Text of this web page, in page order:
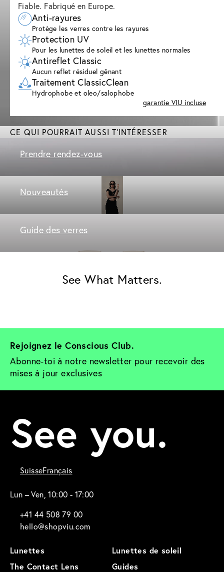
Fiable. Fabriqué en Europe.
Anti-rayures
Protège les verres contre les rayures
Protection UV
Pour les lunettes de soleil et les lunettes normales
Antireflet Classic
Aucun reflet résiduel gênant
Traitement ClassicClean
Hydrophobe et oleo/salophobe
garantie VIU incluse
CE QUI POURRAIT AUSSI T'INTÉRESSER
Prendre rendez-vous
Nouveautés
Guide des verres
See What Matters.
Rejoignez le Conscious Club.
Abonne-toi à notre newsletter pour recevoir des
mises à jour exclusives
See you.
SuisseFrançais
Lun – Ven, 10:00 - 17:00
+41 44 508 79 00
hello@shopviu.com
Lunettes
Lunettes de soleil
The Contact Lens
Guides